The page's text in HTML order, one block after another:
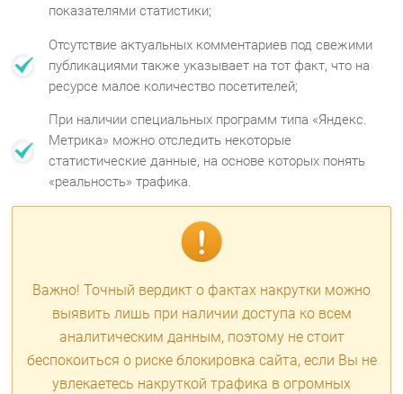
показателями статистики;
Отсутствие актуальных комментариев под свежими
публикациями также указывает на тот факт, что на
ресурсе малое количество посетителей;
При наличии специальных программ типа «Яндекс.
Метрика» можно отследить некоторые
статистические данные, на основе которых понять
«реальность» трафика.
Важно! Точный вердикт о фактах накрутки можно
выявить лишь при наличии доступа ко всем
аналитическим данным, поэтому не стоит
беспокоиться о риске блокировка сайта, если Вы не
увлекаетесь накруткой трафика в огромных